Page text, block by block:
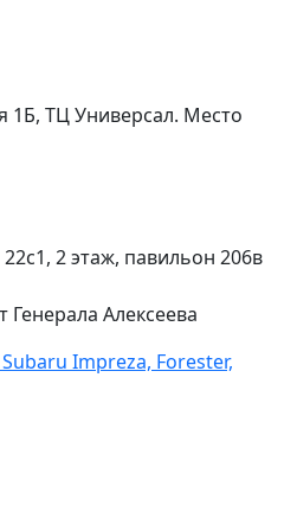
1Б, ТЦ Универсал. Место
2 этаж, павильон 206в
Генерала Алексеева
Impreza, Forester,